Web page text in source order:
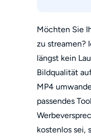
6.
7.
8.
Warum
Warum
Ist es
Wie
Möchten Sie
zu streamen?
längst kein
Bildqualität
MP4
passendes
kostenlos sei,